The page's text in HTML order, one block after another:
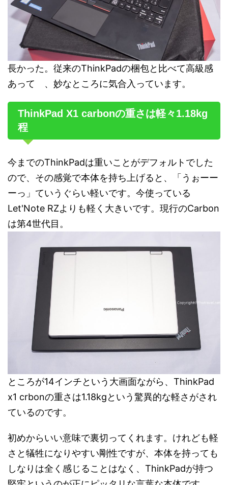
長かった。従来のThinkPadの梱包と比べて高級感
あって 、妙なところに気合入っています。
ThinkPad X1 carbonの重さは軽々1.18kg
程
今までのThinkPadは重いことがデフォルトでした
ので、その感覚で本体を持ち上げると、「うぉーー
ーっ」ていうぐらい軽いです。今使っている
Let'Note RZよりも軽く大きいです。現行のCarbon
は第4世代目。
ところが14インチという大画面ながら、ThinkPad
x1 crbonの重さは1.18kgという驚異的な軽さがされ
ているのです。
初めからいい意味で裏切ってくれます。けれども軽
さと犠牲になりやすい剛性ですが、本体を持っても
しなりは全く感じることはなく、ThinkPadが持つ